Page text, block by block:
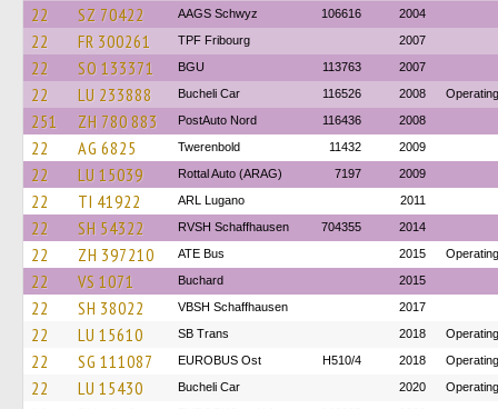
22 SZ 70422 AAGS Schwyz 106616 2004
22 FR 300261 TPF Fribourg 2007
22 SO 133371 BGU 113763 2007
22 LU 233888 Bucheli Car 116526 2008
251 ZH 780 883 PostAuto Nord 116436 2008
22 AG 6825 Twerenbold 11432 2009
22 LU 15039 Rottal Auto (ARAG) 7197 2009
22 TI 41922 ARL Lugano 2011
22 SH 54322 RVSH Schaffhausen 704355 2014
22 ZH 397210 ATE Bus 2015
22 VS 1071 Buchard 2015
22 SH 38022 VBSH Schaffhausen 2017
22 LU 15610 SB Trans 2018
22 SG 111087 EUROBUS Ost H510/4 2018
22 LU 15430 Bucheli Car 2020